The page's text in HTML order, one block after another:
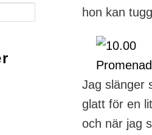
hon kan
Jag slänger
glatt för en
och när jag